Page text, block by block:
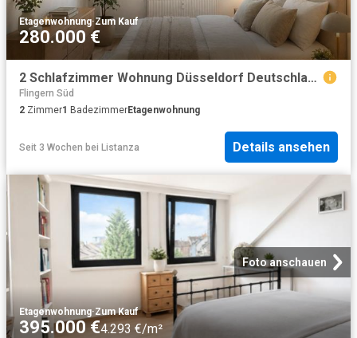
Etagenwohnung·Zum Kauf
280.000 €
2 Schlafzimmer Wohnung Düsseldorf Deutschland 103923191
Flingern Süd
2 Zimmer1 BadezimmerEtagenwohnung
Seit 3 Wochen bei Listanza Details ansehen
Foto anschauen
Etagenwohnung·Zum Kauf
395.000 €4.293 €/m²